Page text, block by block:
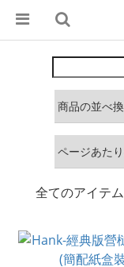
全てのアイテム